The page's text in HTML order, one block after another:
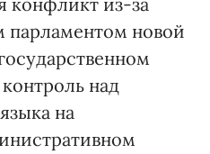
парламентом новой
над
на